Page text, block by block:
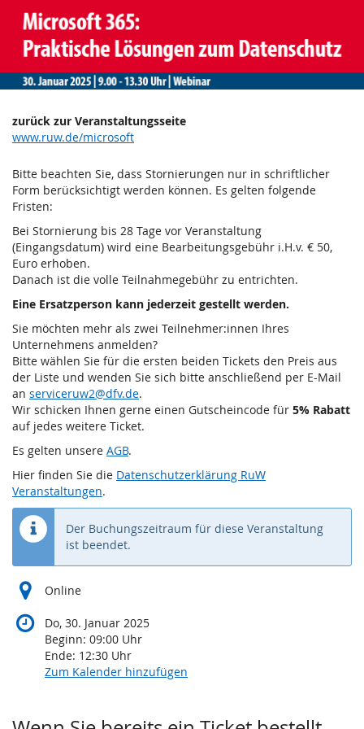
Zum
Haupt-
Inhalt
Praxiswebinar
"Microsoft
365:
Praktische
Lösungen
zum
Datenschutz"
2025
Do,
30.
Januar
2025
zurück zur Veranstaltungsseite
www.ruw.de/microsoft
Bitte beachten Sie, dass Stornierungen nur in schriftlicher
Form berücksichtigt werden können. Es gelten folgende
Fristen:
Bei Stornierung bis 28 Tage vor Veranstaltung
(Eingangsdatum) wird eine Bearbeitungsgebühr i.H.v. € 50,
Euro erhoben.
Danach ist die volle Teilnahmegebühr zu entrichten.
Eine Ersatzperson kann jederzeit gestellt werden.
Sie möchten mehr als zwei Teilnehmer:innen Ihres
Unternehmens anmelden?
Bitte wählen Sie für die ersten beiden Tickets den Preis aus
der Liste und wenden Sie sich bitte anschließend per E-Mail
an serviceruw2@dfv.de.
Wir schicken Ihnen gerne einen Gutscheincode für 5% Rabatt
auf jedes weitere Ticket.
Es gelten unsere AGB.
Hier finden Sie die Datenschutzerklärung RuW
Veranstaltungen.
Der Buchungszeitraum für diese Veranstaltung
ist beendet.
Online
Do, 30. Januar 2025
Beginn: 09:00 Uhr
Ende: 12:30 Uhr
Zum Kalender hinzufügen